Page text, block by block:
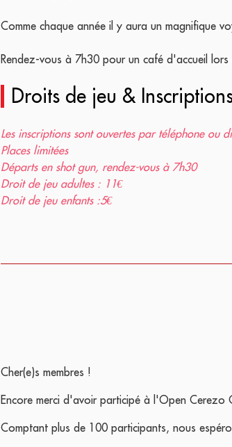
Comme chaque année il y aura un magnifique
Rendez-vous à 7h30 pour un café d'accueil
Droits de jeu &
Les inscriptions sont ouvertes par téléphone ou
Places limitées
Départs en shot gun, rendez-vous à 7h30
Droit de jeu adultes : 11€
Droit de jeu enfants :5€
Cher(e)s membres !
Encore merci d'avoir participé à l'Open Cerezo
Comptant plus de 100 participants, nous